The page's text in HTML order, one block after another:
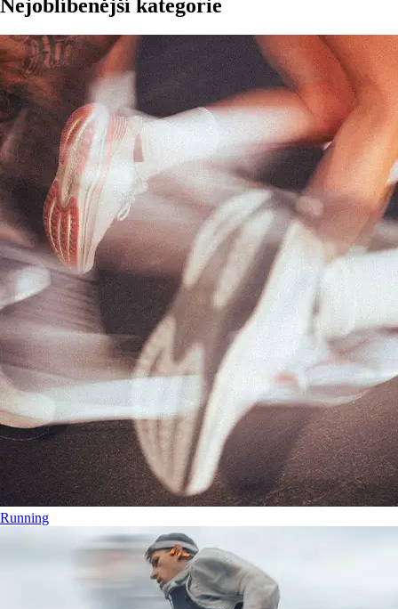
Nejoblíbenější kategorie
Running